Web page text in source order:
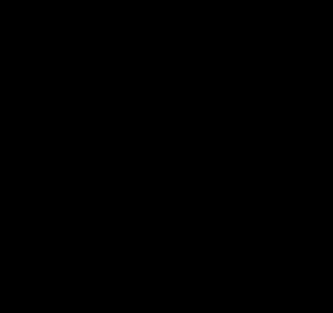
а процесс заказа элементарный. Выбор
посылку. Качество изображения на
сделано аккуратно, без нареканий.